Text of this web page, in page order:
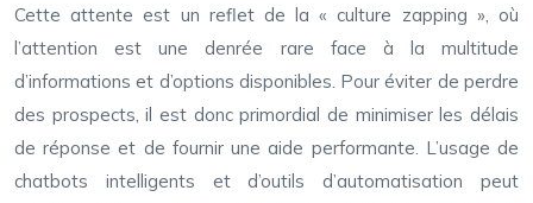
Cette attente est un reflet de la « culture zapping », où
l’attention est une denrée rare face à la multitude
d’informations et d’options disponibles. Pour éviter de perdre
des prospects, il est donc primordial de minimiser les délais
de réponse et de fournir une aide performante. L’usage de
chatbots intelligents et d’outils d’automatisation peut